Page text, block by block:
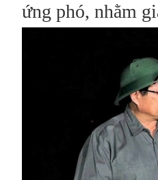
ứng phó, nhằm